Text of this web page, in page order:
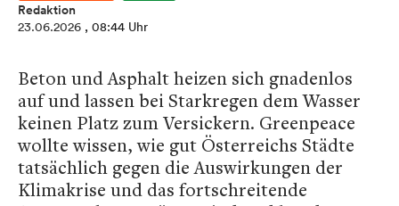
Redaktion
23.06.2026 , 08:44 Uhr
Beton und Asphalt heizen sich gnadenlos
auf und lassen bei Starkregen dem Wasser
keinen Platz zum Versickern. Greenpeace
wollte wissen, wie gut Österreichs Städte
tatsächlich gegen die Auswirkungen der
Klimakrise und das fortschreitende